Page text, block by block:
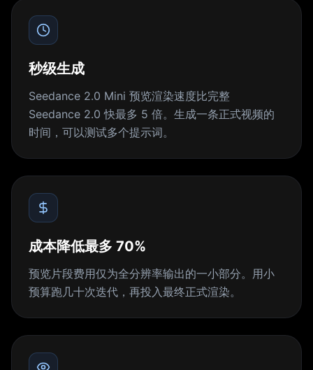
秒级生成
Seedance 2.0 Mini 预览渲染速度比完整
Seedance 2.0 快最多 5 倍。生成一条正式视频的
时间，可以测试多个提示词。
成本降低最多 70%
预览片段费用仅为全分辨率输出的一小部分。用小
预算跑几十次迭代，再投入最终正式渲染。